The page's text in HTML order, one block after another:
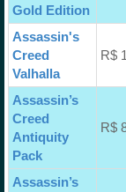
Gold Edition
Assassin's
Creed
Valhalla
R$
Assassin’s
Creed
Antiquity
Pack
R$
Assassin’s